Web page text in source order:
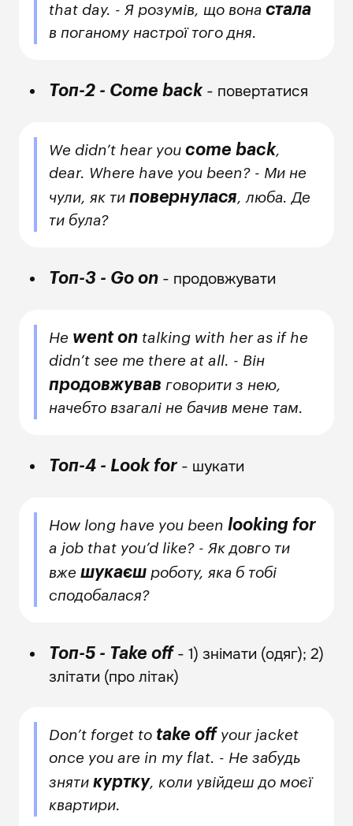
that day. - Я розумів, що вонастала
в поганому настрої того дня.
Топ-2 - Come back- повертатися
We didn’t hear youcome back,
dear. Where have you been? - Ми не
чули, як типовернулася, люба. Де
ти була?
Топ-3 - Go on - продовжувати
He went on talking with her as if he
didn’t see me there at all. - Він
продовжував говорити з нею,
начебто взагалі не бачив мене там.
Топ-4 - Look for - шукати
How long have you been looking for
a job that you’d like? - Як довго ти
вжешукаєш роботу, яка б тобі
сподобалася?
Топ-5 - Take off - 1) знімати (одяг); 2)
злітати (про літак)
Don’t forget to take off your jacket
once you are in my flat. - Не забудь
знятикуртку, коли увійдеш до моєї
квартири.